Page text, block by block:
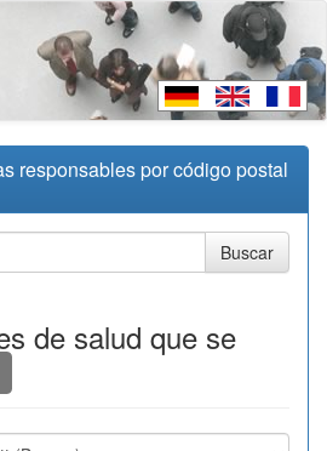
responsables por código postal
de salud que se